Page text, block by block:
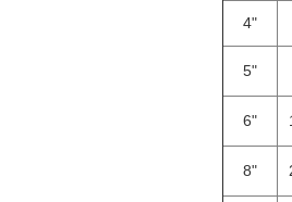
4"
5"
6"
8"